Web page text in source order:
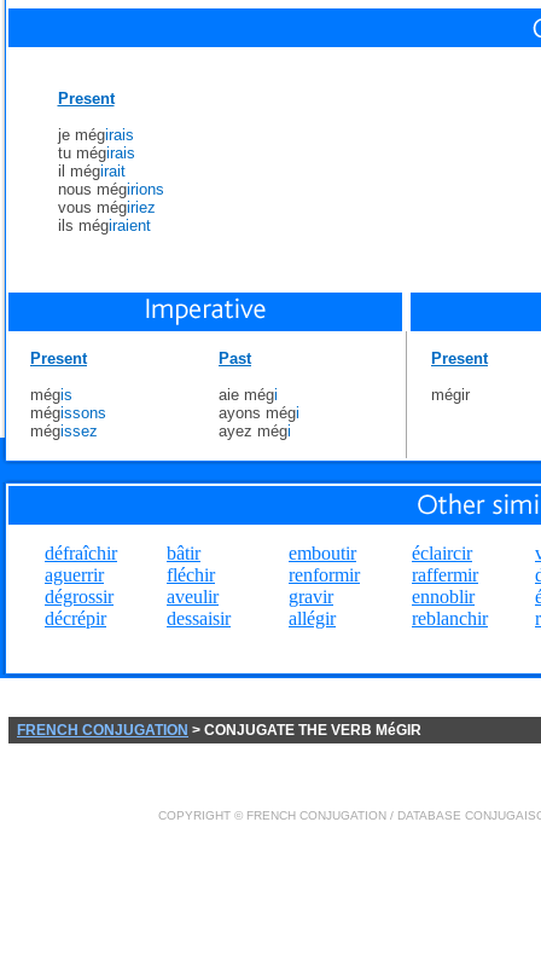
Present
je mégirais
tu mégirais
il mégirait
nous mégirions
vous mégiriez
ils mégiraient
Present
mégis
mégissons
mégissez
Past
aie mégi
ayons mégi
ayez mégi
Present
mégir
défraîchir
aguerrir
dégrossir
décrépir
bâtir
fléchir
aveulir
dessaisir
emboutir
renformir
gravir
allégir
éclaircir
raffermir
ennoblir
reblanchir
FRENCH CONJUGATION > CONJUGATE THE VERB MéGIR
COPYRIGHT © FRENCH CONJUGATION / DATABASE